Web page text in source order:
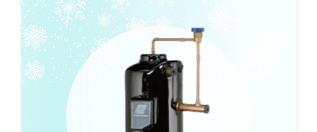
В ассортименте нашей компании,
присутствуютпромышленные
компрессоры таких брендов как:
и другие
RefComp
Danfoss
Daikin
Tecumseh
Invotech
GEA (Bock)
Copeland
Bitzer